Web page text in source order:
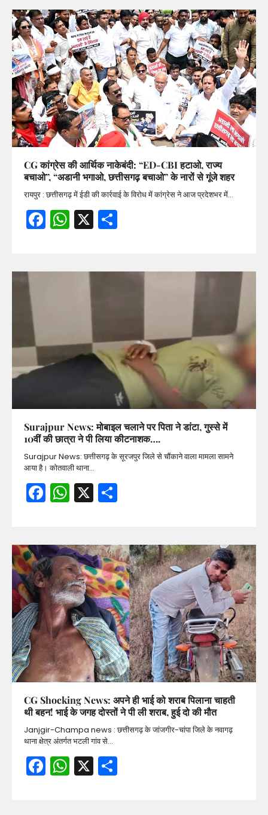
CG कांग्रेस की आर्थिक नाकेबंदी: “ED-CBI हटाओ, राज्य
बचाओ”, “अडानी भगाओ, छत्तीसगढ़ बचाओ” के नारों से गूंजे शहर
रायपुर : छत्तीसगढ़ में ईडी की कार्रवाई के विरोध में कांग्रेस ने आज प्रदेशभर में…
Facebook
WhatsApp
X
Surajpur News: मोबाइल चलाने पर पिता ने डांटा, गुस्से में
10वीं की छात्रा ने पी लिया कीटनाशक….
Surajpur News: छत्तीसगढ़ के सूरजपुर जिले से चौंकाने वाला मामला सामने
आया है। कोतवाली थाना…
Facebook
WhatsApp
X
CG Shocking News: अपने ही भाई को शराब पिलाना चाहती
थी बहन! भाई के जगह दोस्तों ने पी ली शराब, हुई दो की मौत
Janjgir-Champa news : छत्तीसगढ़ के जांजगीर-चांपा जिले के नवागढ़
थाना क्षेत्र अंतर्गत भटली गांव से…
Facebook
WhatsApp
X